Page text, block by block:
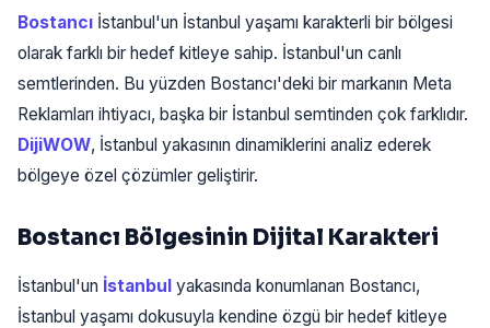
Bostancı İstanbul'un İstanbul yaşamı karakterli bir bölgesi
olarak farklı bir hedef kitleye sahip. İstanbul'un canlı
semtlerinden. Bu yüzden Bostancı'deki bir markanın Meta
Reklamları ihtiyacı, başka bir İstanbul semtinden çok farklıdır.
DijiWOW, İstanbul yakasının dinamiklerini analiz ederek
bölgeye özel çözümler geliştirir.
Bostancı Bölgesinin Dijital Karakteri
İstanbul'un İstanbul yakasında konumlanan Bostancı,
İstanbul yaşamı dokusuyla kendine özgü bir hedef kitleye